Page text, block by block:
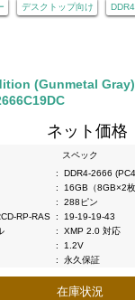
デスクトップ向け
(Gunmetal
ネット価格
スペック
:
DDR4-2666
:
16GB（8GB×2枚
:
288ピン
RP-RAS :
19-19-19-43
:
XMP 2.0 対応
:
1.2V
: 永久保証
在庫状況